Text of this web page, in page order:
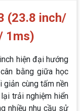
(23.8 inch/
1ms)
hiện đại hướng
bằng giữa học
giản cùng tấm nền
trải nghiệm hiển
nhiều nhu cầu sử